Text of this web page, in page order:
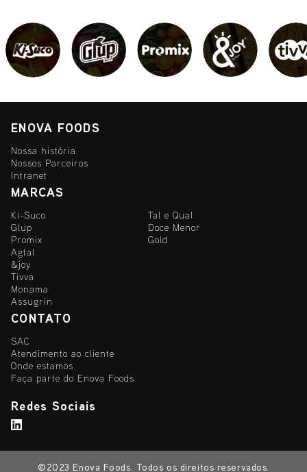
ENOVA FOODS
Nossa história
Nossos Parceiros
Intranet
MARCAS
Ki-Suco
Glup
Promix
Agtal
&joy
Tivva
Monama
Assugrin
Tal e Qual
Doce Menor
Gold
CONTATO
SAC
Atendimento ao cliente
Onde estamos
Faça parte do Enova Foods
Redes Sociais
©2023 Enova Foods. Todos os direitos reservados.